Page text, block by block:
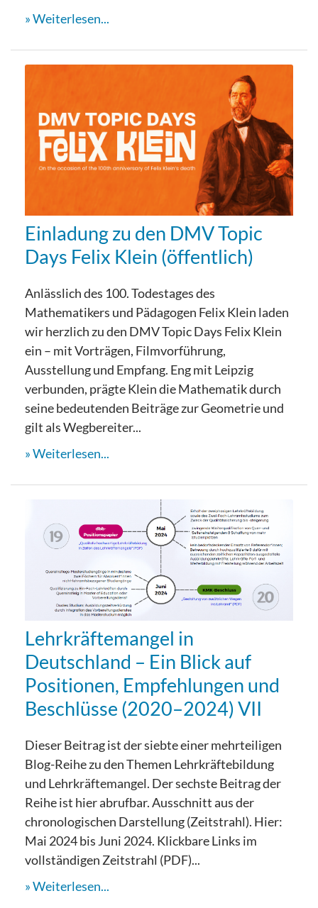
Weiterlesen...
Einladung zu den DMV Topic
Days Felix Klein (öffentlich)
Anlässlich des 100. Todestages des
Mathematikers und Pädagogen Felix Klein laden
wir herzlich zu den DMV Topic Days Felix Klein
ein – mit Vorträgen, Filmvorführung,
Ausstellung und Empfang. Eng mit Leipzig
verbunden, prägte Klein die Mathematik durch
seine bedeutenden Beiträge zur Geometrie und
gilt als Wegbereiter...
Weiterlesen...
Lehrkräftemangel in
Deutschland – Ein Blick auf
Positionen, Empfehlungen und
Beschlüsse (2020–2024) VII
Dieser Beitrag ist der siebte einer mehrteiligen
Blog-Reihe zu den Themen Lehrkräftebildung
und Lehrkräftemangel. Der sechste Beitrag der
Reihe ist hier abrufbar. Ausschnitt aus der
chronologischen Darstellung (Zeitstrahl). Hier:
Mai 2024 bis Juni 2024. Klickbare Links im
vollständigen Zeitstrahl (PDF)...
Weiterlesen...